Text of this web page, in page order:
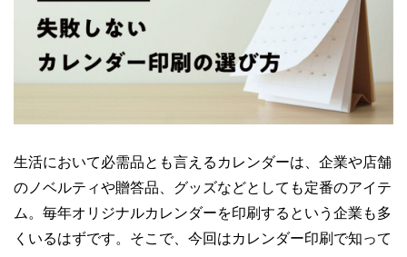
生活において必需品とも言えるカレンダーは、企業や店舗
のノベルティや贈答品、グッズなどとしても定番のアイテ
ム。毎年オリジナルカレンダーを印刷するという企業も多
くいるはずです。そこで、今回はカレンダー印刷で知って